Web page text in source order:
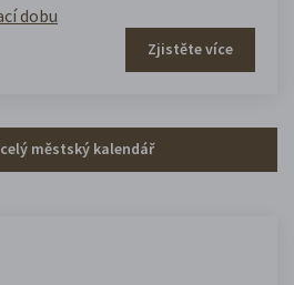
dobu
Zjistěte více
městský kalendář